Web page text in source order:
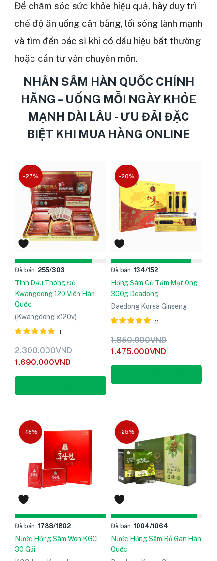
Để chăm sóc sức khỏe hiệu quả, hãy duy trì
chế độ ăn uống cân bằng, lối sống lành mạnh
và tìm đến bác sĩ khi có dấu hiệu bất thường
hoặc cần tư vấn chuyên môn.
NHÂN SÂM HÀN QUỐC CHÍNH
HÃNG – UỐNG MỖI NGÀY KHỎE
MẠNH DÀI LÂU - ƯU ĐÃI ĐẶC
BIỆT KHI MUA HÀNG ONLINE
-27%
Đã bán: 255/303
Tinh Dầu Thông Đỏ
Kwangdong 120 Viên Hàn
Quốc
(Kwangdong x120v)
Được xếp
hạng
5.00
5
sao
1
2.300.000VND
1.690.000VND
-20%
Đã bán: 134/152
Hồng Sâm Củ Tẩm Mật Ong
300g Deadong
Daedong Korea Ginseng
Được xếp
hạng
5.00
5
sao
11
1.850.000VND
1.475.000VND
-18%
Đã bán: 1788/1802
Nước Hồng Sâm Won KGC
30 Gói
-25%
Đã bán: 1004/1064
Nước Hồng Sâm Bổ Gan Hàn
Quốc